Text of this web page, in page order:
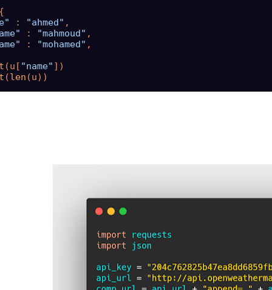
: "ahmed"
: "mahmoud"
: "mohamed" ,
(u[ "name"
(len